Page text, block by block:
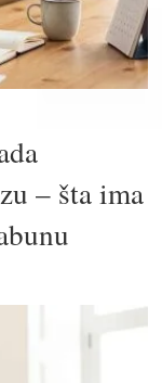
– šta ima